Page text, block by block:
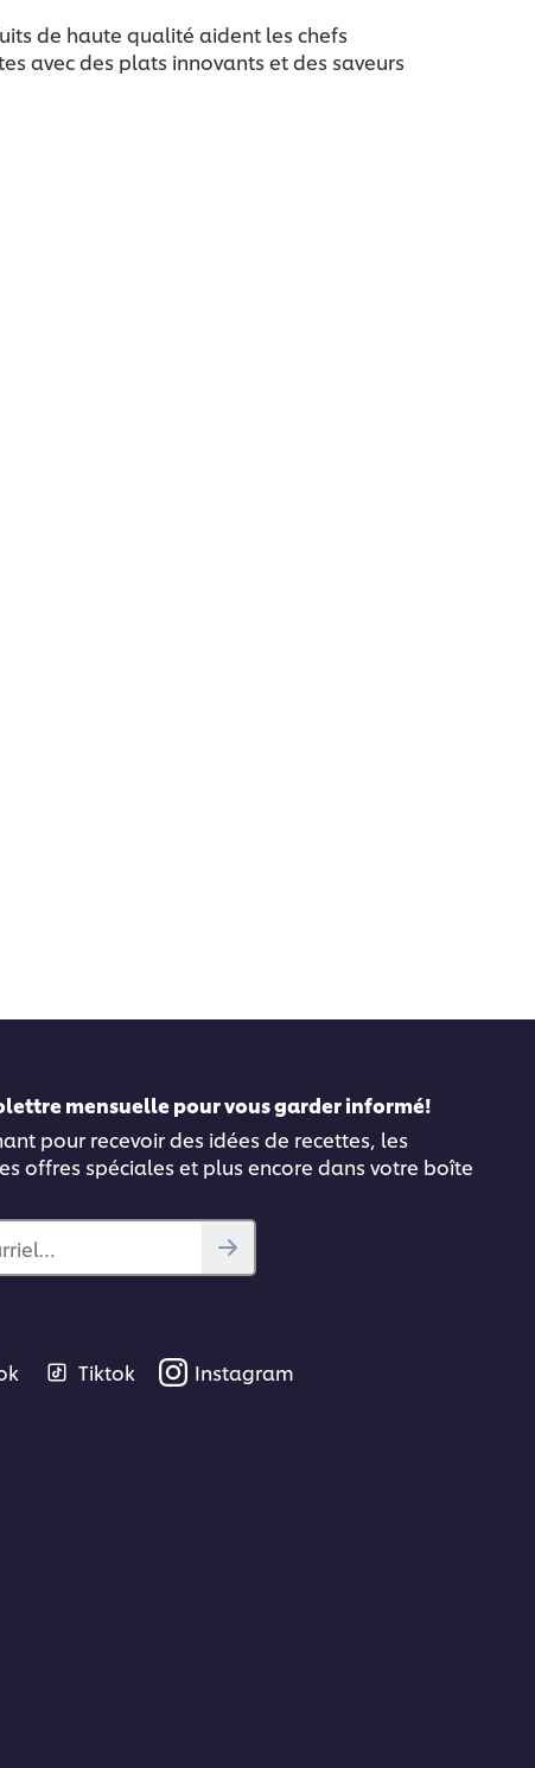
de haute qualité aident les chefs
avec des plats innovants et des saveurs
mensuelle pour vous garder informé!
pour recevoir des idées de recettes, les
offres spéciales et plus encore dans votre boîte
Tiktok Instagram